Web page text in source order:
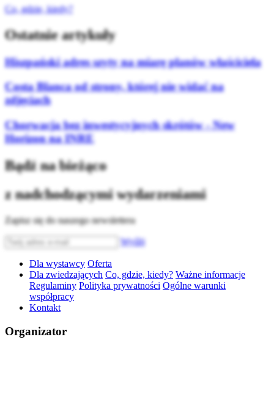
Co, gdzie, kiedy?
Ostatnie artykuły
Hiszpański adres szyty na miarę planów właściciela
Costa Blanca od strony, której nie widać na
zdjęciach
Chorwacja bez inwestycyjnych skrótów - New
Horizon na INRE
Bądź na bieżąco
z nadchodzącymi wydarzeniami
Zapisz się do naszego newslettera
Wyślij
Dla wystawcy Oferta
Dla zwiedzających Co, gdzie, kiedy? Ważne informacje
Regulaminy Polityka prywatności Ogólne warunki
współpracy
Kontakt
Organizator